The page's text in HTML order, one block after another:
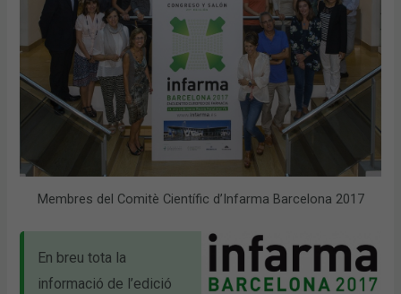
Membres del Comitè Científic d’Infarma Barcelona 2017
En breu tota la
informació de l’edició